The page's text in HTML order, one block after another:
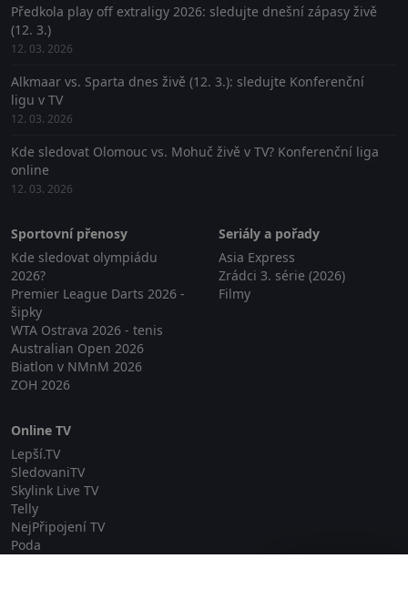
Předkola play off extraligy 2026: sledujte dnešní zápasy živě
(12. 3.)
12. 03. 2026
Alkmaar vs. Sparta dnes živě (12. 3.): sledujte Konferenční
ligu v TV
12. 03. 2026
Kde sledovat Olomouc vs. Mohuč živě v TV? Konferenční liga
online
12. 03. 2026
Sportovní přenosy
Kde sledovat olympiádu
2026?
Premier League Darts 2026 -
šipky
WTA Ostrava 2026 - tenis
Australian Open 2026
Biatlon v NMnM 2026
ZOH 2026
Seriály a pořady
Asia Express
Zrádci 3. série (2026)
Filmy
Online TV
Lepší.TV
SledovaniTV
Skylink Live TV
Telly
NejPřipojení TV
Poda